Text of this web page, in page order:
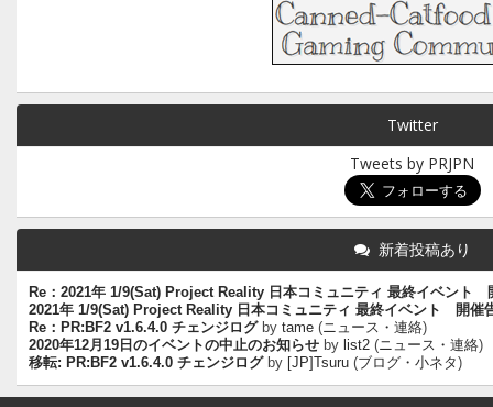
Twitter
Tweets by PRJPN
新着投稿あり
Re：2021年 1/9(Sat) Project Reality 日本コミュニティ 最終イベント
2021年 1/9(Sat) Project Reality 日本コミュニティ 最終イベント 開催
Re：PR:BF2 v1.6.4.0 チェンジログbytame (ニュース・連絡)
2020年12月19日のイベントの中止のお知らせ by list2 (ニュース・連絡)
移転: PR:BF2 v1.6.4.0 チェンジログby [JP]Tsuru (ブログ・小ネタ )